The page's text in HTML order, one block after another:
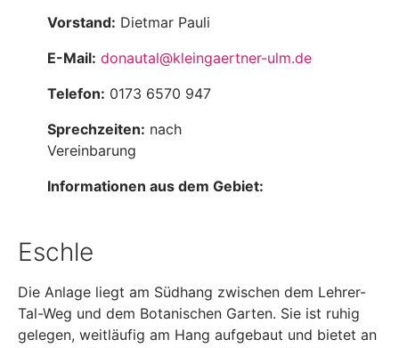
Vorstand: Dietmar Pauli
E-Mail: donautal@kleingaertner-ulm.de
Telefon: 0173 6570 947
Sprechzeiten: nach
Vereinbarung
Informationen aus dem Gebiet:
Eschle
Die Anlage liegt am Südhang zwischen dem Lehrer-
Tal-Weg und dem Botanischen Garten. Sie ist ruhig
gelegen, weitläufig am Hang aufgebaut und bietet an